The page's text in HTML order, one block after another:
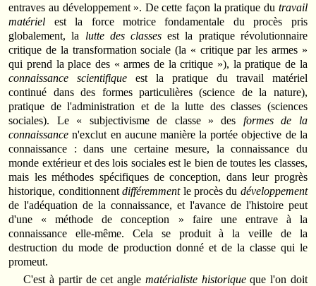
entraves au développement ». De cette façon la pratique du travail
matériel est la force motrice fondamentale du procès pris
globalement, la lutte des classes est la pratique révolutionnaire
critique de la transformation sociale (la « critique par les armes »
qui prend la place des « armes de la critique »), la pratique de la
connaissance scientifique est la pratique du travail matériel
continué dans des formes particulières (science de la nature),
pratique de l'administration et de la lutte des classes (sciences
sociales). Le « subjectivisme de classe » des formes de la
connaissance n'exclut en aucune manière la portée objective de la
connaissance : dans une certaine mesure, la connaissance du
monde extérieur et des lois sociales est le bien de toutes les classes,
mais les méthodes spécifiques de conception, dans leur progrès
historique, conditionnentdifféremmentle procès du développement
de l'adéquation de la connaissance, et l'avance de l'histoire peut
d'une « méthode de conception » faire une entrave à la
connaissance elle-même. Cela se produit à la veille de la
destruction du mode de production donné et de la classe qui le
promeut.
C'est à partir de cet angle matérialiste historiqueque l'on doit